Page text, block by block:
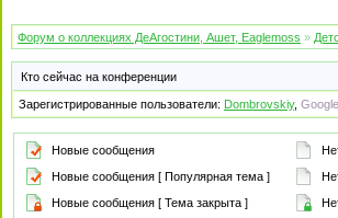
Форум о коллекциях ДеАгостини, Ашет, Eaglemoss »
Кто сейчас на конференции
Зарегистрированные пользователи: Dombrovskiy,
Новые сообщения
Новые сообщения [ Популярная тема ]
Новые сообщения [ Тема закрыта ]